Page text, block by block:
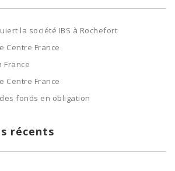
la société IBS à Rochefort
Centre France
France
Centre France
fonds en obligation
récents